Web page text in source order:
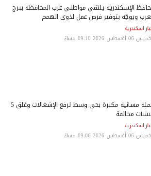
الإسكندرية يلتقي مواطني غرب المحافظة ببرج
ويوجّه بتوفير فرص عمل لذوي الهمم
اسكندرية
أغسطس 2026 09:10 مساءً
حملة مسائية مكبرة بحي وسط لرفع الإشغالات وغلق 5
مخالفة
اسكندرية
أغسطس 2026 09:06 مساءً